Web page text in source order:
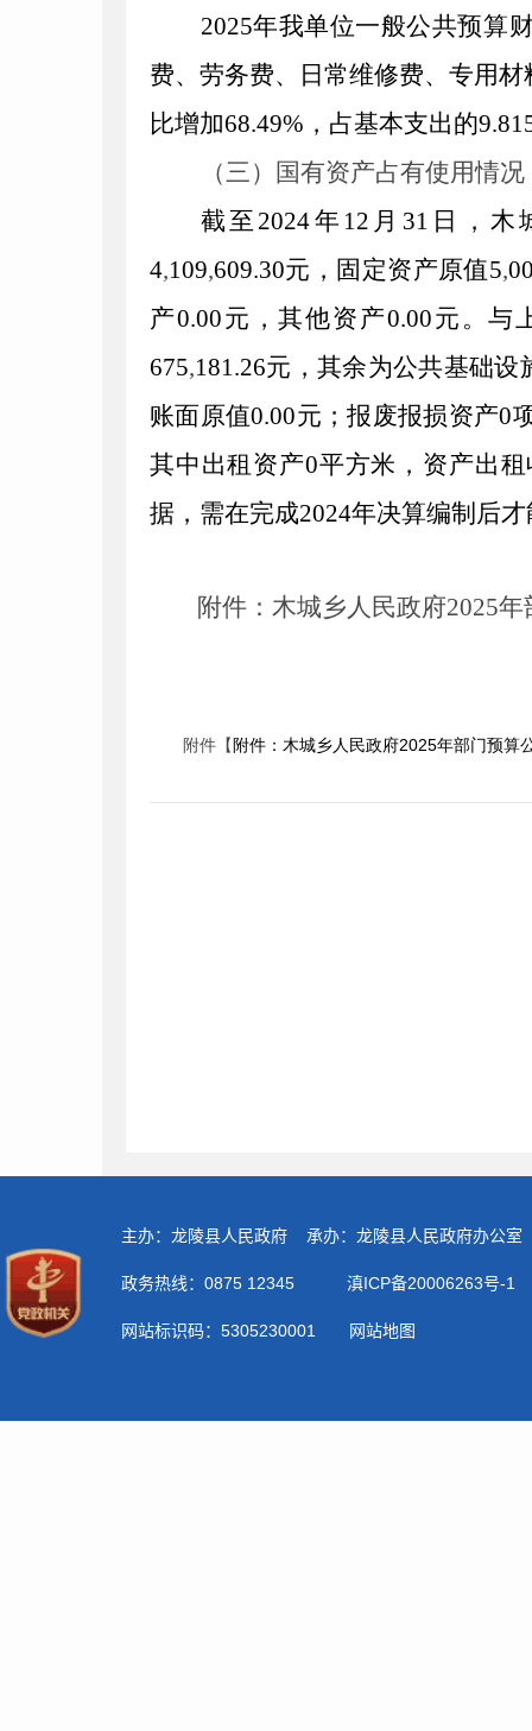
2025年我单位一般公共预算
费、劳务费、日常维修费、专用
比增加68.49%，占基本支出的
（三）
国有资产占有使用情况
截至2024年12月31日，
4,109,609.30元，固定资产原值5,
产0.00元，其他资产0.00元。
675,181.26元，其余为公共基础
账面原值0.00元；报废报损资产0
其中出租资产0平方米，资产出
据，需在完成2024年决算编制后
附件：木城乡人民政府2025
附件【 附件：木城乡人民政府2025年部门预算